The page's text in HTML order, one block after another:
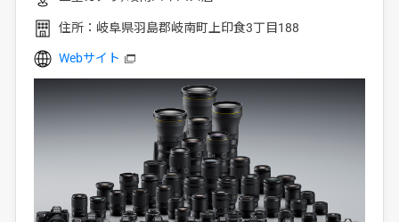
住所： 岐阜県羽島郡岐南町上印食3丁目188
Webサイト